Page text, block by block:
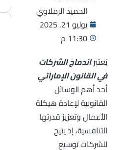
الحميد الرملاوي
يوليو 21, 2025
11:30 م
يُعتبراندماج الشركات
في القانون الإماراتي
أحد أهم الوسائل
القانونية لإعادة هيكلة
الأعمال وتعزيز قدرتها
التنافسية، إذ يتيح
للشركات توسيع